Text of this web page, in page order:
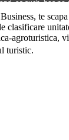
te
agroturistica,
turistic.